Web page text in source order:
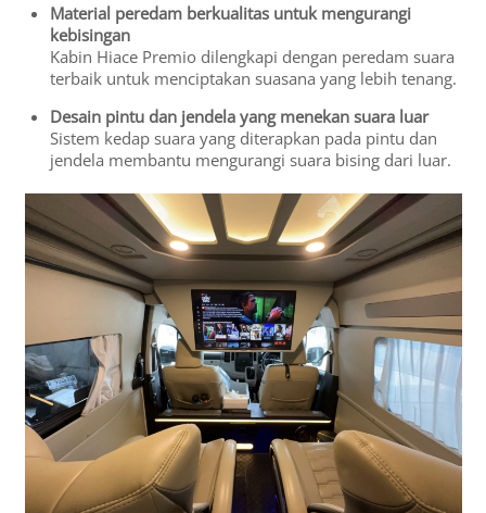
Material peredam berkualitas untuk mengurangi
kebisingan
Kabin Hiace Premio dilengkapi dengan peredam suara
terbaik untuk menciptakan suasana yang lebih tenang.
Desain pintu dan jendela yang menekan suara luar
Sistem kedap suara yang diterapkan pada pintu dan
jendela membantu mengurangi suara bising dari luar.